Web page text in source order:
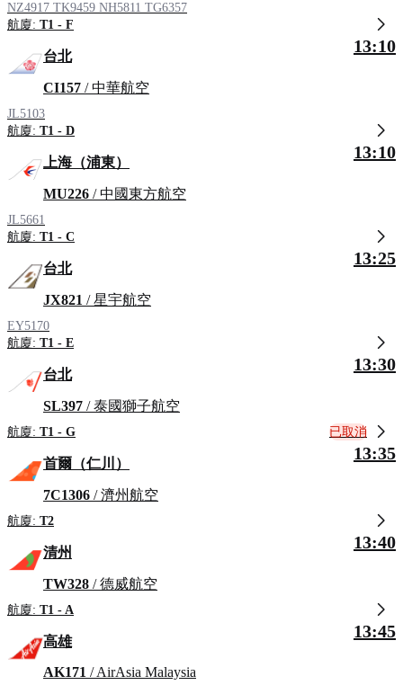
NZ4917 TK9459 NH5811 TG6357
航廈: T1 - F
台北
CI157 / 中華航空
JL5103
航廈: T1 - D
13:10
上海（浦東）
MU226 / 中國東方航空
JL5661
航廈: T1 - C
13:10
台北
JX821 / 星宇航空
EY5170
航廈: T1 - E
13:25
台北
SL397 / 泰國獅子航空
航廈: T1 - G
13:30
已取消
首爾（仁川）
7C1306 / 濟州航空
航廈: T2
13:35
清州
TW328 / 德威航空
航廈: T1 - A
13:40
高雄
AK171 / AirAsia Malaysia
13:45